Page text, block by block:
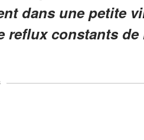
dans une petite
reflux constants de